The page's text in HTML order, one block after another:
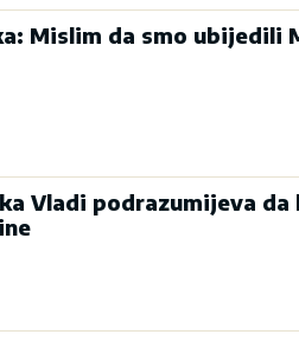
Mislim da smo ubijedili
Vladi podrazumijeva